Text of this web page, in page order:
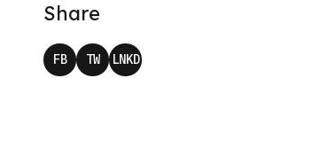
Share
FB TW LNKD